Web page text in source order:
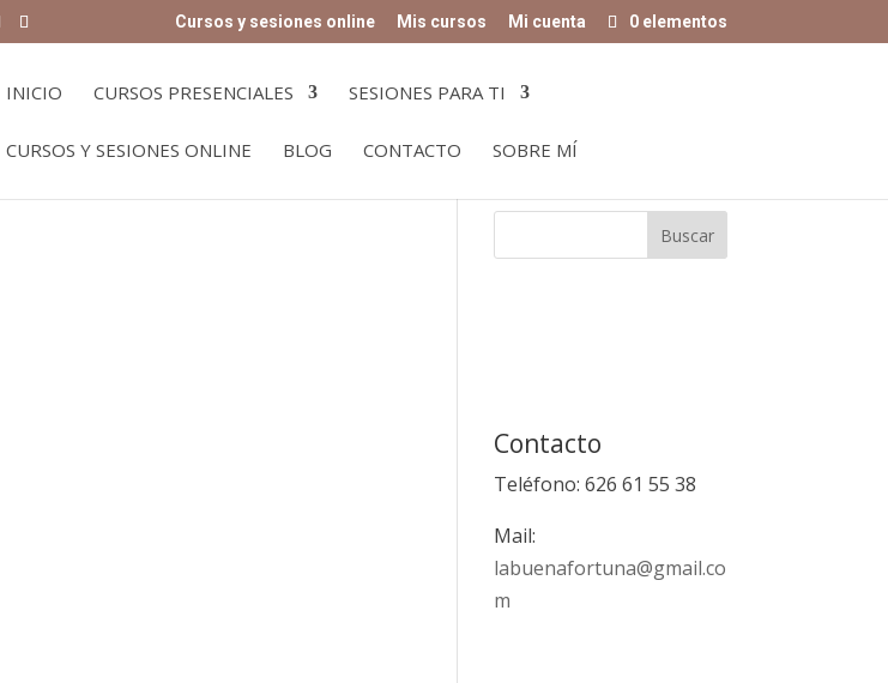
Cursos y sesiones online Mis cursos Mi cuenta 0 elementos
INICIO CURSOS PRESENCIALES SESIONES PARA TI
CURSOS Y SESIONES ONLINE BLOG CONTACTO SOBRE MÍ
Contacto
Teléfono: 626 61 55 38
Mail:
labuenafortuna@gmail.co
m